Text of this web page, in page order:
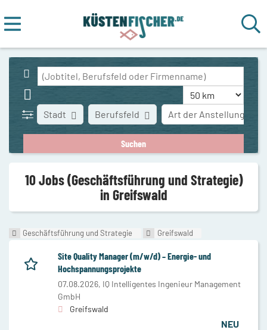
Stadt Art der Anstellung
Berufsfeld
10 Jobs (Geschäftsführung und Strategie)
in Greifswald
Geschäftsführung und Strategie Greifswald
Site Quality Manager (m/w/d) – Energie- und
Hochspannungsprojekte
07.08.2026, IQ Intelligentes Ingenieur Management
GmbH
Greifswald
NEU